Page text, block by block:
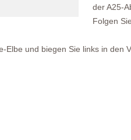
der A25-
Folgen
Elbe und biegen Sie links in den